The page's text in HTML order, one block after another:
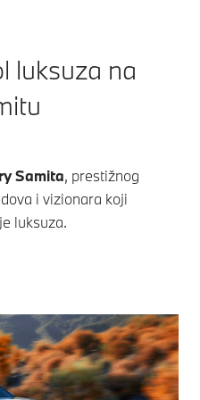
luksuza na
Samita, prestižnog
i vizionara koji
luksuza.